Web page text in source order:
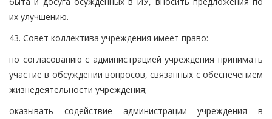
их улучшению.
43. Совет коллектива учреждения имеет право:
по согласованию с администрацией учреждения принимать
участие в обсуждении вопросов, связанных с обеспечением
жизнедеятельности учреждения;
оказывать содействие администрации учреждения в